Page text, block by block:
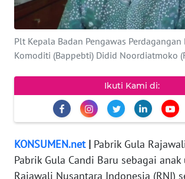
Plt Kepala Badan Pengawas Perdagangan
Komoditi (Bappebti) Didid Noordiatmoko
Ikuti Kami di:
KONSUMEN.net| Pabrik Gula
Pabrik Gula Candi Baru sebagai anak
Rajawali Nusantara Indonesia (RNI)
OPINI
KONSUMEN
NET
FORWAMKI
PERAPKI
WALINKI